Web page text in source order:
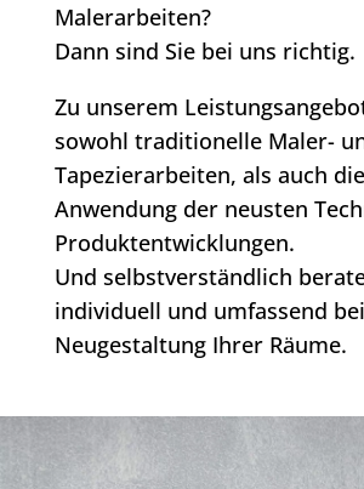
Malerarbeiten?
Dann sind Sie bei uns richtig.
Zu unserem
sowohl traditionelle Maler-
Tapezierarbeiten, als auch die
Anwendung der neusten
Produktentwicklungen.
Und selbstverständlich
individuell und umfassend
Neugestaltung Ihrer Räume.